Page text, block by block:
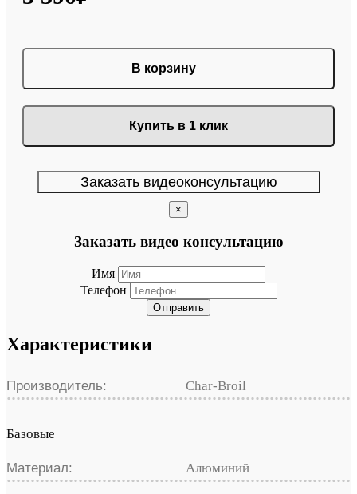
В корзину
Купить в 1 клик
Заказать видеоконсультацию
×
Заказать видео консультацию
Имя
Телефон
Отправить
Характеристики
Производитель: Char-Broil
Базовые
Материал: Алюминий